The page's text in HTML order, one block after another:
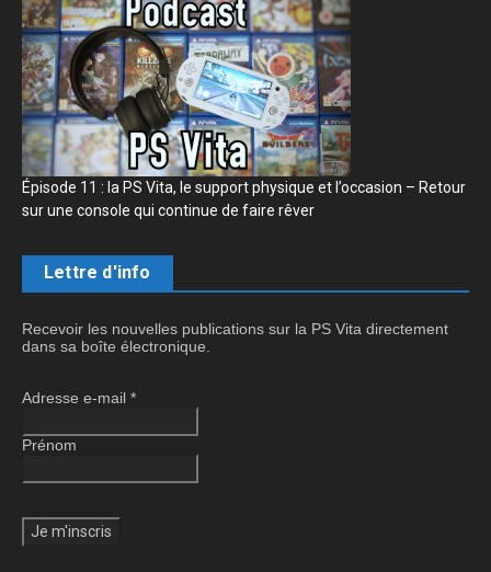
Épisode 11 : la PS Vita, le support physique et l’occasion – Retour
sur une console qui continue de faire rêver
Lettre d'info
Recevoir les nouvelles publications sur la PS Vita directement
dans sa boîte électronique.
Adresse e-mail *
Prénom